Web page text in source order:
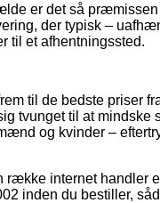
er det så
der typisk –
til et afhentningssted.
til de bedste priser
tvunget til at mindske
og kvinder –
række internet handler
inden du bestiller,